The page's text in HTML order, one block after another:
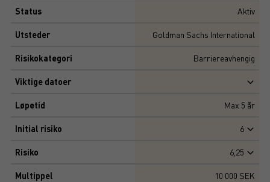
Status Aktiv
Utsteder Goldman Sachs International
Risikokategori Barriereavhengig
Viktige datoer
Løpetid Max 5 år
Initial risiko 6
Risiko 6,25
Multippel 10 000 SEK